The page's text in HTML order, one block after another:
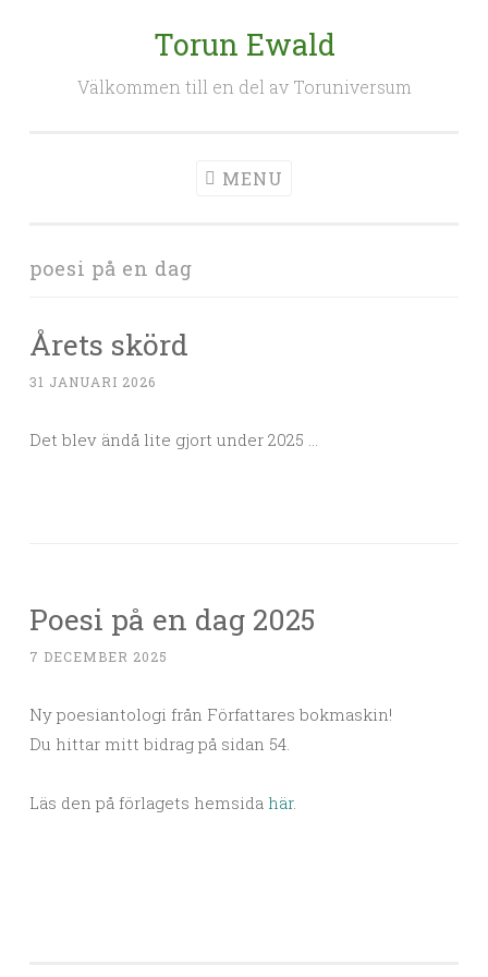
Torun Ewald
Välkommen till en del av Toruniversum
MENU
poesi på en dag
Årets skörd
31 JANUARI 2026
Det blev ändå lite gjort under 2025 …
Poesi på en dag 2025
7 DECEMBER 2025
Ny poesiantologi från Författares bokmaskin!
Du hittar mitt bidrag på sidan 54.
Läs den på förlagets hemsida här.